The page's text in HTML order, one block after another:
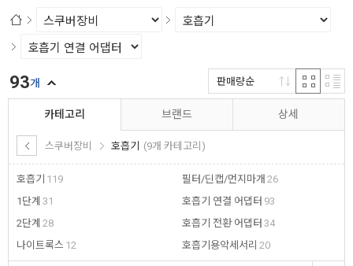
카테고리
스쿠버장비 호흡기 (9개 카테고리)
호흡기 119
1단계 31
2단계 28
나이트록스 12
필터/딘캡/먼지마개 26
호흡기 연결 어댑터 93
호흡기 전환 어댑터 34
호흡기용악세서리 20
브랜드 상세
93개 판매량순